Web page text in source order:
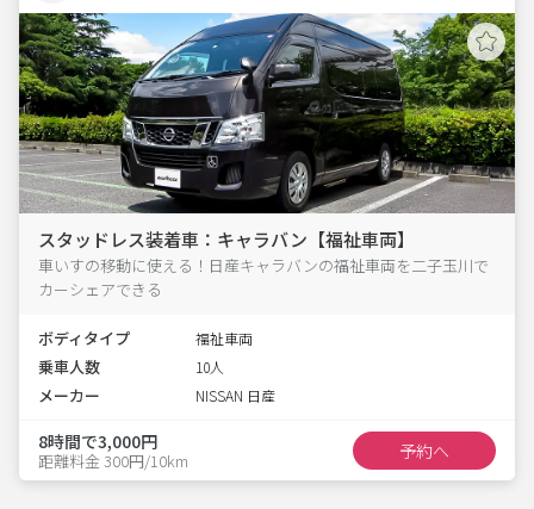
スタッドレス装着車：キャラバン【福祉車両】
車いすの移動に使える！日産キャラバンの福祉車両を二子玉川で
カーシェアできる
ボディタイプ 福祉車両
乗車人数 10人
メーカー NISSAN 日産
8時間で3,000円
距離料金 300円/10km 予約へ